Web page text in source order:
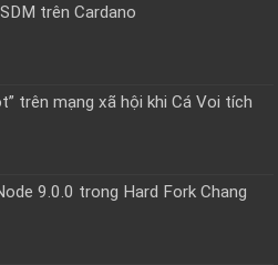
trên Cardano
trên mạng xã hội khi Cá Voi tích
9.0.0 trong Hard Fork Chang